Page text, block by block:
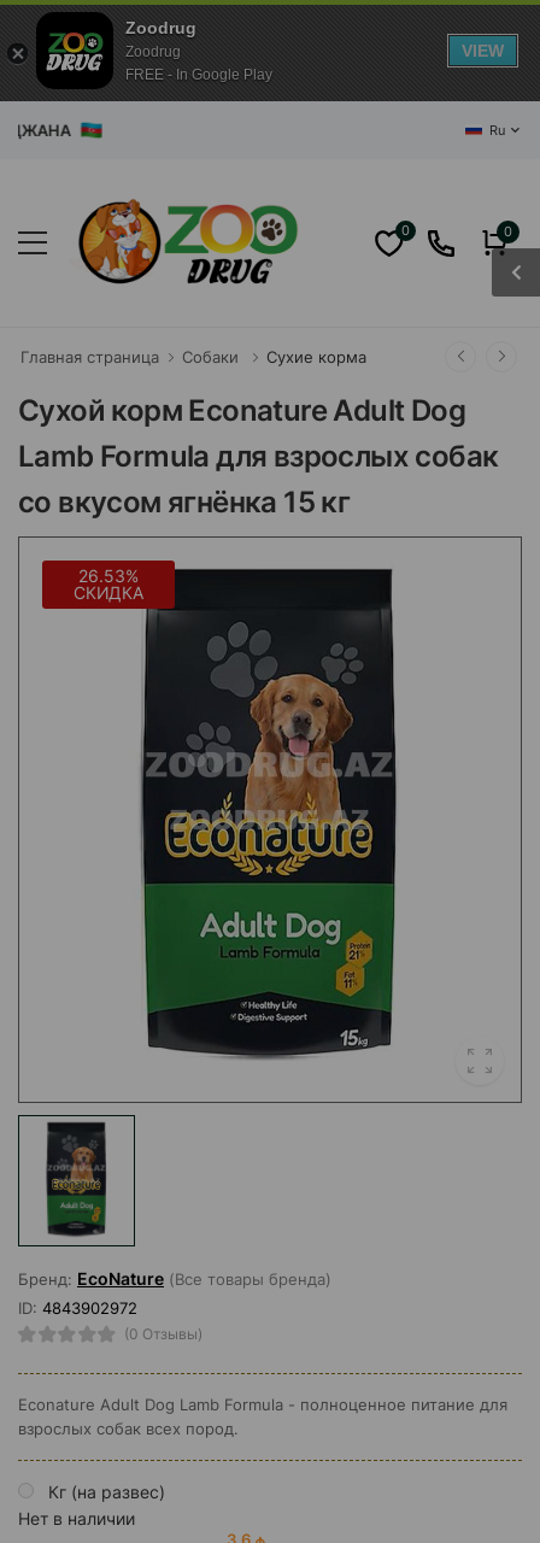
Ru
0 0
Главная страница Собаки Сухие корма
Сухой корм Econature Adult Dog
Lamb Formula для взрослых собак
со вкусом ягнёнка 15 кг
26.53%
СКИДКА
Бренд: EcoNature (Все товары бренда)
ID: 4843902972
(0 Отзывы)
Econature Adult Dog Lamb Formula - полноценное питание для
взрослых собак всех пород.
Кг (на развес)
Нет в наличии
Zoodrug
Zoodrug
FREE - In Google Play
VIEW